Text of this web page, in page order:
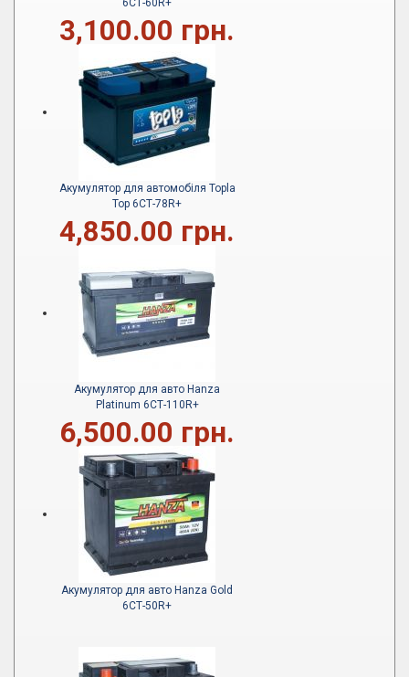
6СТ-60R+
3,100.00 грн.
Акумулятор для автомобіля Topla
Top 6СТ-78R+
4,850.00 грн.
Акумулятор для авто Hanza
Platinum 6СТ-110R+
6,500.00 грн.
Акумулятор для авто Hanza Gold
6СТ-50R+